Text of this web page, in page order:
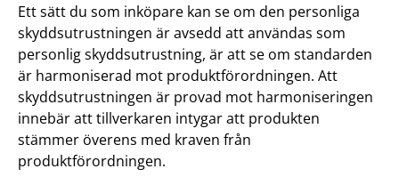
Ett sätt du som inköpare kan se om den personliga
skyddsutrustningen är avsedd att användas som
personlig skyddsutrustning, är att se om standarden
är harmoniserad mot produktförordningen. Att
skyddsutrustningen är provad mot harmoniseringen
innebär att tillverkaren intygar att produkten
stämmer överens med kraven från
produktförordningen.